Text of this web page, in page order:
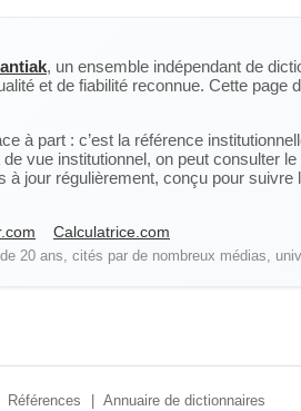
, un ensemble indépendant de
et de fiabilité reconnue. Cette page
à part : c’est la référence
vue institutionnel, on peut consulter le
jour régulièrement, conçu pour
Calculatrice.com
20 ans, cités par de nombreux médias,
Références Annuaire de dictionnaires